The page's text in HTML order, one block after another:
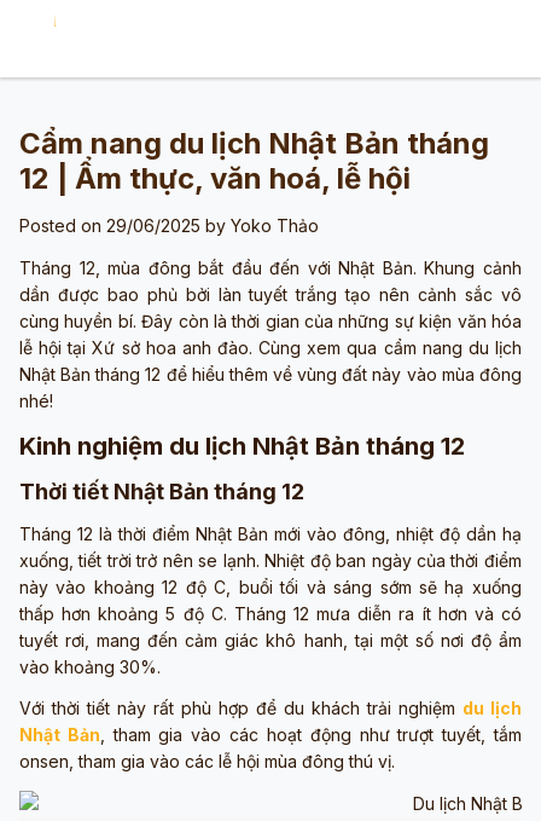
Cẩm nang du lịch Nhật Bản tháng
12 | Ẩm thực, văn hoá, lễ hội
Posted on 29/06/2025 by Yoko Thảo
Tháng 12, mùa đông bắt đầu đến với Nhật Bản. Khung cảnh
dần được bao phủ bởi làn tuyết trắng tạo nên cảnh sắc vô
cùng huyền bí. Đây còn là thời gian của những sự kiện văn hóa
lễ hội tại Xứ sở hoa anh đào. Cùng xem qua cẩm nang du lịch
Nhật Bản tháng 12 để hiểu thêm về vùng đất này vào mùa đông
nhé!
Kinh nghiệm du lịch Nhật Bản tháng 12
Thời tiết Nhật Bản tháng 12
Tháng 12 là thời điểm Nhật Bản mới vào đông, nhiệt độ dần hạ
xuống, tiết trời trở nên se lạnh. Nhiệt độ ban ngày của thời điểm
này vào khoảng 12 độ C, buổi tối và sáng sớm sẽ hạ xuống
thấp hơn khoảng 5 độ C. Tháng 12 mưa diễn ra ít hơn và có
tuyết rơi, mang đến cảm giác khô hanh, tại một số nơi độ ẩm
vào khoảng 30%.
Với thời tiết này rất phù hợp để du khách trải nghiệm du lịch
Nhật Bản , tham gia vào các hoạt động như trượt tuyết, tắm
onsen, tham gia vào các lễ hội mùa đông thú vị.